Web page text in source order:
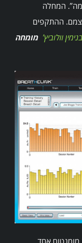
המחלה
ההתקפים
וולוביץ’ מומחה